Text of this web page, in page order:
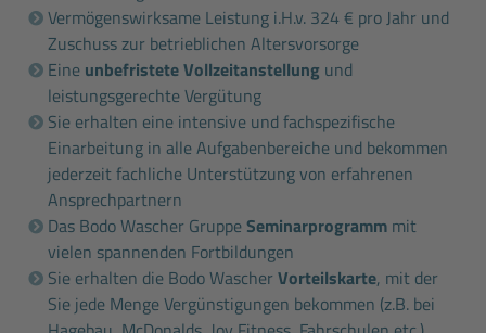
Vermögenswirksame Leistung i.H.v. 324 € pro Jahr und
Zuschuss zur betrieblichen Altersvorsorge
Eine unbefristete Vollzeitanstellung und
leistungsgerechte Vergütung
Sie erhalten eine intensive und fachspezifische
Einarbeitung in alle Aufgabenbereiche und bekommen
jederzeit fachliche Unterstützung von erfahrenen
Ansprechpartnern
Das Bodo Wascher GruppeSeminarprogramm mit
vielen spannenden Fortbildungen
Sie erhalten die Bodo Wascher Vorteilskarte, mit der
Sie jede Menge Vergünstigungen bekommen (z.B. bei